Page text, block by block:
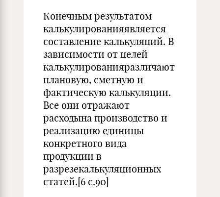
Конечным результатом
калькулированияявляется
составление калькуляций. В
зависимости от целей
калькулированияразличают
плановую, сметную и
фактическую калькуляции.
Все они отражают
расходына производство и
реализацию единицы
конкретного вида
продукции в
разрезекалькуляционных
статей.[6 с.90]